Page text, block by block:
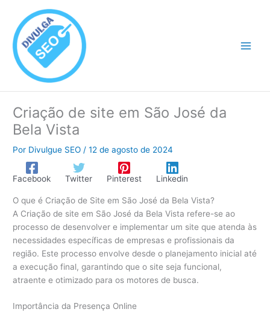
conteúdo
Criação de site em São José da
Bela Vista
Por Divulgue SEO /12 de agosto de 2024
Facebook Twitter Pinterest Linkedin
O que é Criação de Site em São José da Bela Vista?
A Criação de site em São José da Bela Vista refere-se ao
processo de desenvolver e implementar um site que atenda às
necessidades específicas de empresas e profissionais da
região. Este processo envolve desde o planejamento inicial até
a execução final, garantindo que o site seja funcional,
atraente e otimizado para os motores de busca.
Importância da Presença Online